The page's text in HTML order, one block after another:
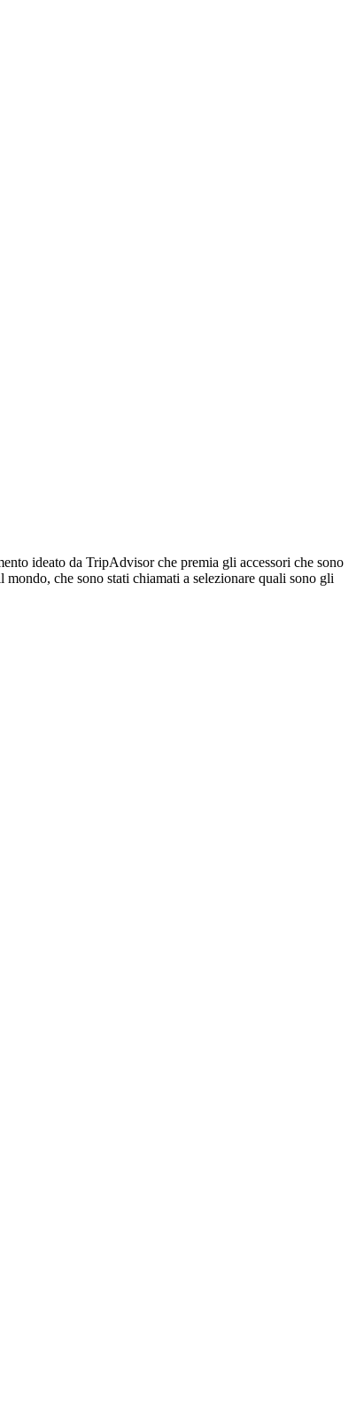
ideato da TripAdvisor che premia gli accessori che sono
che sono stati chiamati a selezionare quali sono gli